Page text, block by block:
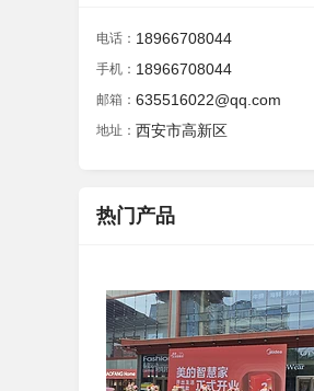
电话： 18966708044
手机： 18966708044
邮箱： 635516022@qq.com
地址： 西安市高新区
热门产品